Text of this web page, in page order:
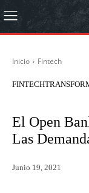
Inicio Fintech
FINTECH
El Open
Las
Junio 19, 2021